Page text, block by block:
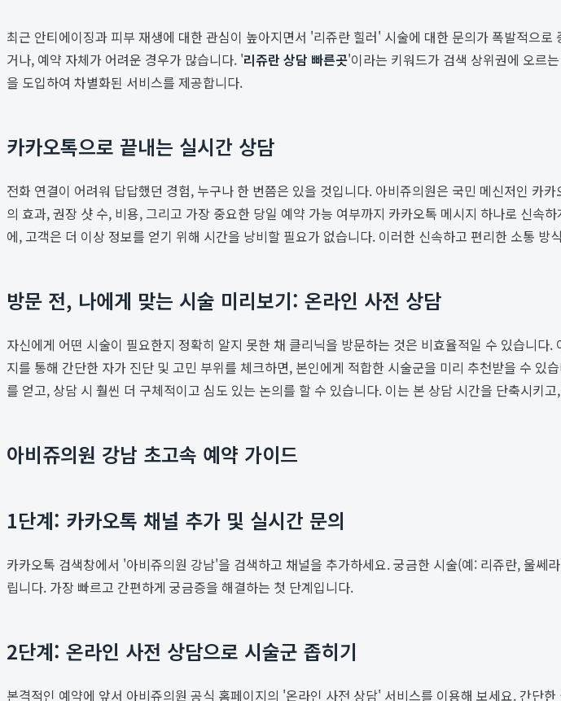
최근 안티에이징과 피부 재생에 대한 관심이 높아지면서 '리쥬란 힐러' 시술에 대한 문의가 폭발적으
거나, 예약 자체가 어려운 경우가 많습니다. '리쥬란 상담 빠른곳'이라는 키워드가 검색 상위권에 오르
을 도입하여 차별화된 서비스를 제공합니다.
카카오톡으로 끝내는 실시간 상담
전화 연결이 어려워 답답했던 경험, 누구나 한 번쯤은 있을 것입니다. 아비쥬의원은 국민 메신저인 카
의 효과, 권장 샷 수, 비용, 그리고 가장 중요한 당일 예약 가능 여부까지 카카오톡 메시지 하나로 신
에, 고객은 더 이상 정보를 얻기 위해 시간을 낭비할 필요가 없습니다. 이러한 신속하고 편리한 소통 방
방문 전, 나에게 맞는 시술 미리보기: 온라인 사전 상담
자신에게 어떤 시술이 필요한지 정확히 알지 못한 채 클리닉을 방문하는 것은 비효율적일 수 있습니
지를 통해 간단한 자가 진단 및 고민 부위를 체크하면, 본인에게 적합한 시술군을 미리 추천받을 수
를 얻고, 상담 시 훨씬 더 구체적이고 심도 있는 논의를 할 수 있습니다. 이는 본 상담 시간을 단축시키
아비쥬의원 강남 초고속 예약 가이드
1단계: 카카오톡 채널 추가 및 실시간 문의
카카오톡 검색창에서 '아비쥬의원 강남'을 검색하고 채널을 추가하세요. 궁금한 시술(예: 리쥬란, 울
립니다. 가장 빠르고 간편하게 궁금증을 해결하는 첫 단계입니다.
2단계: 온라인 사전 상담으로 시술군 좁히기
본격적인 예약에 앞서 아비쥬의원 공식 홈페이지의 '온라인 사전 상담' 서비스를 이용해 보세요. 간단